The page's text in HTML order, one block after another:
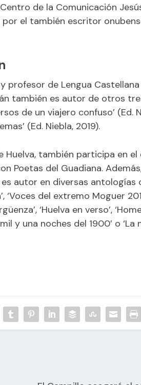
de la Comunicación
el también escritor
profesor de Lengua
también es autor de otros
de un viajero confuso’ (Ed.
(Ed. Niebla, 2019).
también participa en
Poetas del Guadiana.
es autor en diversas antologías
del extremo Moguer
‘Huelva en verso’,
y una noches del 1900’ o